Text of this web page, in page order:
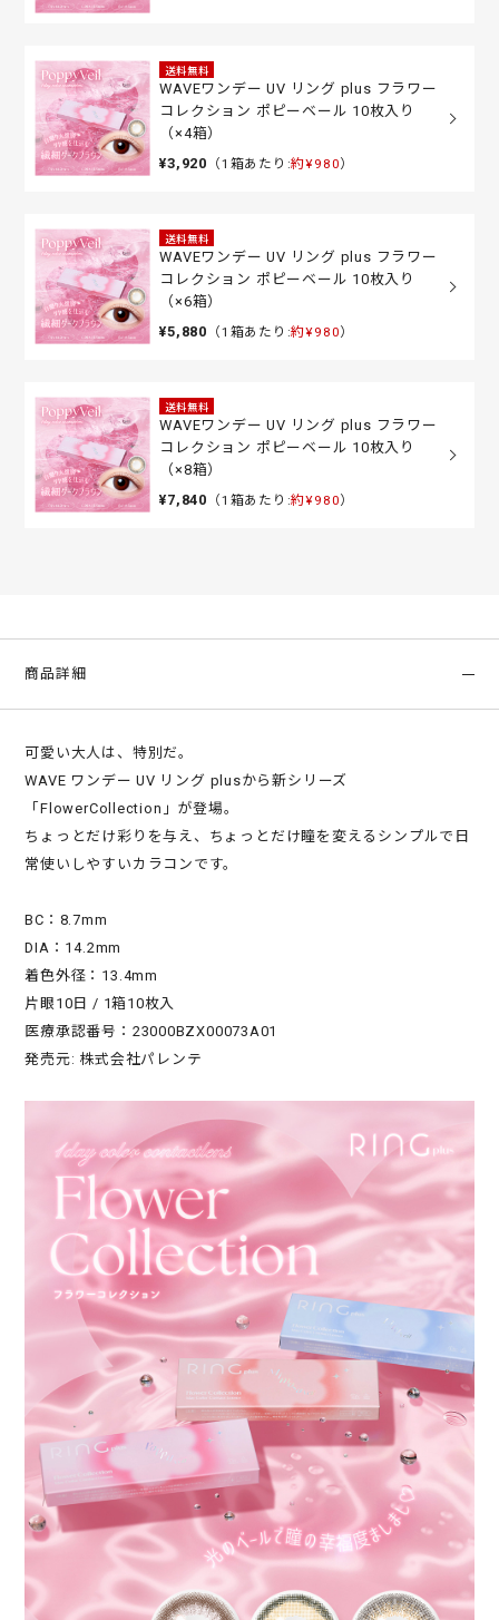
送料無料
WAVEワンデー UV リング plus フラワー
コレクション ポピーベール 10枚入り
（×4箱）
¥3,920 （1箱あたり:約¥980）
送料無料
WAVEワンデー UV リング plus フラワー
コレクション ポピーベール 10枚入り
（×6箱）
¥5,880 （1箱あたり:約¥980）
送料無料
WAVEワンデー UV リング plus フラワー
コレクション ポピーベール 10枚入り
（×8箱）
¥7,840 （1箱あたり:約¥980）
商品詳細
可愛い大人は、特別だ。
WAVE ワンデー UV リング plusから新シリーズ
「FlowerCollection」が登場。
ちょっとだけ彩りを与え、ちょっとだけ瞳を変えるシンプルで日
常使いしやすいカラコンです。
BC：8.7mm
DIA：14.2mm
着色外径：13.4mm
片眼10日 / 1箱10枚入
医療承認番号：23000BZX00073A01
発売元: 株式会社パレンテ